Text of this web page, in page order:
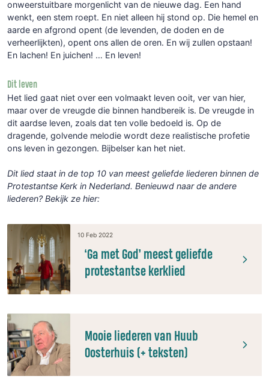
onweerstuitbare morgenlicht van de nieuwe dag. Een hand
wenkt, een stem roept. En niet alleen hij stond op. Die hemel en
aarde en afgrond opent (de levenden, de doden en de
verheerlijkten), opent ons allen de oren. En wij zullen opstaan!
En lachen! En juichen! … En leven!
Dit leven
Het lied gaat niet over een volmaakt leven ooit, ver van hier,
maar over de vreugde die binnen handbereik is. De vreugde in
dit aardse leven, zoals dat ten volle bedoeld is. Op de
dragende, golvende melodie wordt deze realistische profetie
ons leven in gezongen. Bijbelser kan het niet.
Dit lied staat in de top 10 van meest geliefde liederen binnen de
Protestantse Kerk in Nederland. Benieuwd naar de andere
liederen? Bekijk ze hier:
‘Ga met God’ meest geliefde
protestantse kerklied
10 Feb 2022
Mooie liederen van Huub
Oosterhuis (+ teksten)